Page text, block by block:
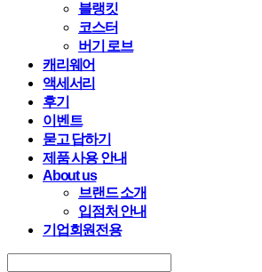
블랭킷
코스터
버기 로브
캐리웨어
액세서리
후기
이벤트
묻고 답하기
제품 사용 안내
About us
브랜드 소개
입점처 안내
기업회원전용